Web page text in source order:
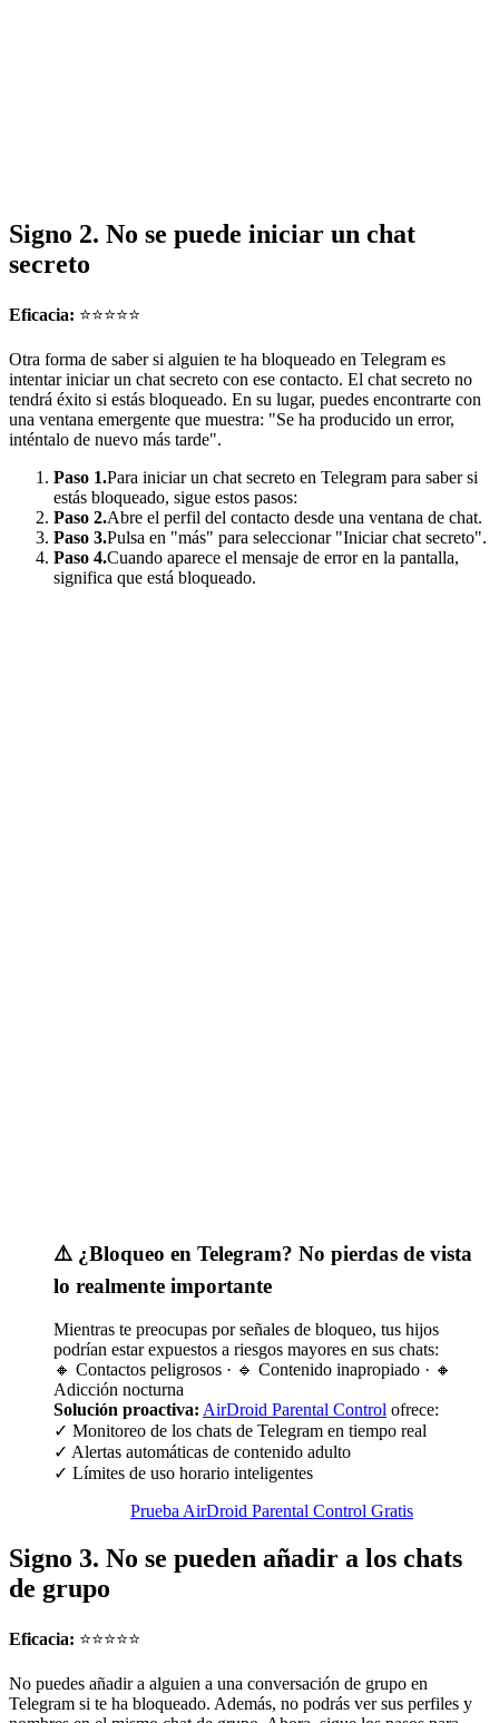
Signo 2. No se puede iniciar un chat
secreto
Eficacia: ⭐⭐⭐⭐⭐
Otra forma de saber si alguien te ha bloqueado en Telegram es
intentar iniciar un chat secreto con ese contacto. El chat secreto no
tendrá éxito si estás bloqueado. En su lugar, puedes encontrarte con
una ventana emergente que muestra: "Se ha producido un error,
inténtalo de nuevo más tarde".
Paso 1.Para iniciar un chat secreto en Telegram para saber si
estás bloqueado, sigue estos pasos:
Paso 2.Abre el perfil del contacto desde una ventana de chat.
Paso 3.Pulsa en "más" para seleccionar "Iniciar chat secreto".
Paso 4.Cuando aparece el mensaje de error en la pantalla,
significa que está bloqueado.
⚠️ ¿Bloqueo en Telegram? No pierdas de vista
lo realmente importante
Mientras te preocupas por señales de bloqueo, tus hijos
podrían estar expuestos a riesgos mayores en sus chats:
🔸 Contactos peligrosos · 🔹 Contenido inapropiado · 🔸
Adicción nocturna
Solución proactiva: AirDroid Parental Control ofrece:
✓ Monitoreo de los chats de Telegram en tiempo real
✓ Alertas automáticas de contenido adulto
✓ Límites de uso horario inteligentes
Prueba AirDroid Parental Control Gratis
Signo 3. No se pueden añadir a los chats
de grupo
Eficacia: ⭐⭐⭐⭐⭐
No puedes añadir a alguien a una conversación de grupo en
Telegram si te ha bloqueado. Además, no podrás ver sus perfiles y